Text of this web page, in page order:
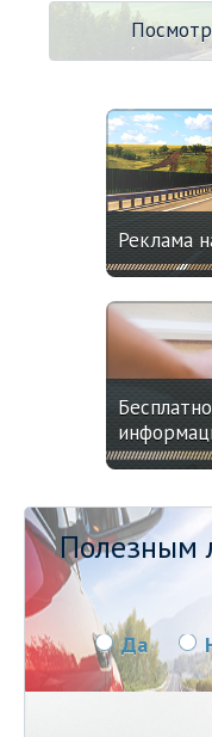
Реклама
Полезным
Да